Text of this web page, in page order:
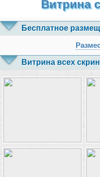
Витрина
Бесплатное
Витрина всех